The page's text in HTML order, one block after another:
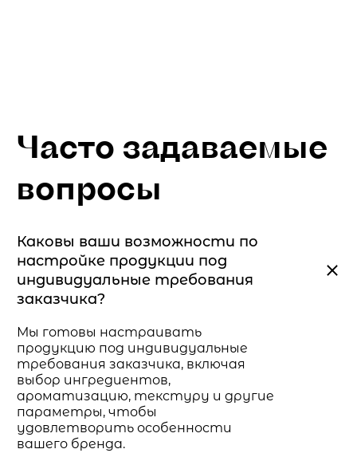
Часто задаваемые
вопросы
Каковы ваши возможности по
настройке продукции под
индивидуальные требования
заказчика?
Мы готовы настраивать
продукцию под индивидуальные
требования заказчика, включая
выбор ингредиентов,
ароматизацию, текстуру и другие
параметры, чтобы
удовлетворить особенности
вашего бренда.